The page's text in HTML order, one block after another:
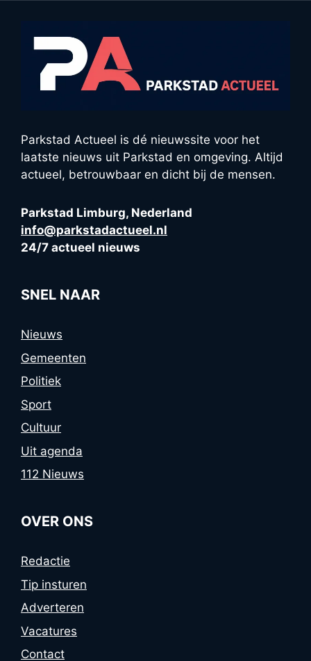
Parkstad Actueel is dé nieuwssite voor het
laatste nieuws uit Parkstad en omgeving. Altijd
actueel, betrouwbaar en dicht bij de mensen.
Parkstad Limburg, Nederland
info@parkstadactueel.nl
24/7 actueel nieuws
SNEL NAAR
Nieuws
Gemeenten
Politiek
Sport
Cultuur
Uit agenda
112 Nieuws
OVER ONS
Redactie
Tip insturen
Adverteren
Vacatures
Contact